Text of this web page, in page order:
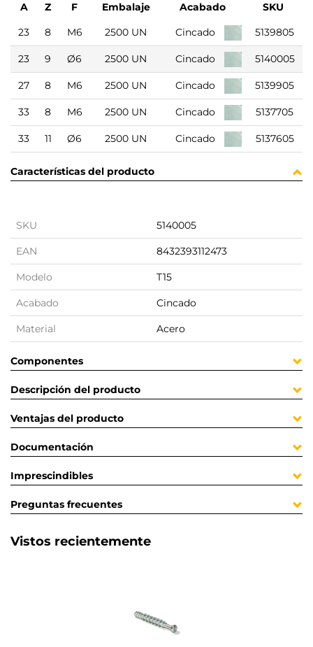
A Z F Embalaje Acabado
SKU
23
8 M6 2500 UN Cincado 5139805
23 9 Ø6 2500 UN Cincado 5140005
27 8 M6 2500 UN Cincado 5139905
33 8 M6 2500 UN Cincado 5137705
33 11 Ø6 2500 UN Cincado 5137605
Características del producto
SKU 5140005
EAN 8432393112473
Modelo T15
Acabado Cincado
Material Acero
Componentes
Descripción del producto
Ventajas del producto
Documentación
Imprescindibles
Preguntas frecuentes
Vistos recientemente